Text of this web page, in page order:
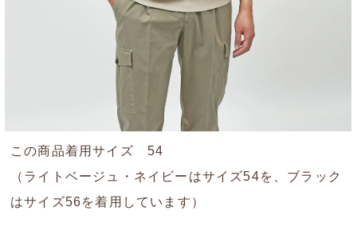
この商品着用サイズ 54
（ライトベージュ・ネイビーはサイズ54を、ブラック
はサイズ56を着用しています）